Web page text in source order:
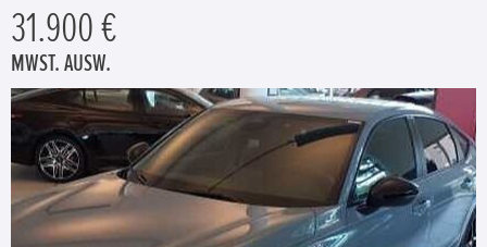
Angebote
Service & Zubehör
Unser Autohaus
Zur Motorradseite
31.900 €
MWST. AUSW.